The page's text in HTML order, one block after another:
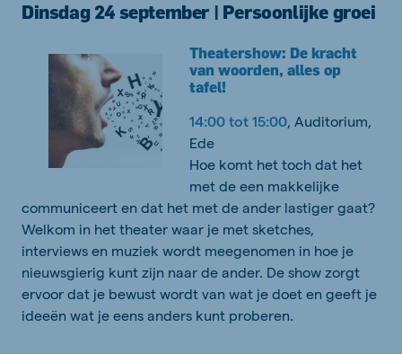
Dinsdag 24 september | Persoonlijke groei
Theatershow: De kracht
van woorden, alles op
tafel!
14:00 tot 15:00, Auditorium,
Ede
Hoe komt het toch dat het
met de een makkelijke
communiceert en dat het met de ander lastiger gaat?
Welkom in het theater waar je met sketches,
interviews en muziek wordt meegenomen in hoe je
nieuwsgierig kunt zijn naar de ander. De show zorgt
ervoor dat je bewust wordt van wat je doet en geeft je
ideeën wat je eens anders kunt proberen.